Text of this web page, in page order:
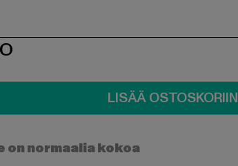
LISÄÄ OSTOSKORIIN
on normaalia kokoa